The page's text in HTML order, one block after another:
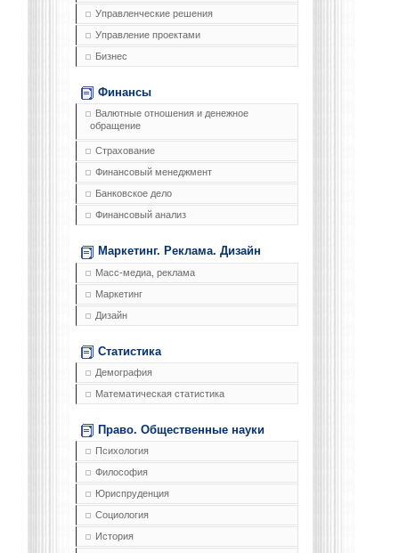
Управленческие решения
Управление проектами
Бизнес
Финансы
Валютные отношения и денежное
обращение
Страхование
Финансовый менеджмент
Банковское дело
Финансовый анализ
Маркетинг. Реклама. Дизайн
Масс-медиа, реклама
Маркетинг
Дизайн
Статистика
Демография
Математическая статистика
Право. Общественные науки
Психология
Философия
Юриспруденция
Социология
История